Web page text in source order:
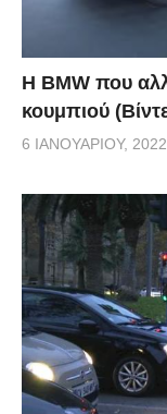
Η BMW που
κουμπιού
6 ΙΑΝΟΥΑΡΊΟΥ, 2022